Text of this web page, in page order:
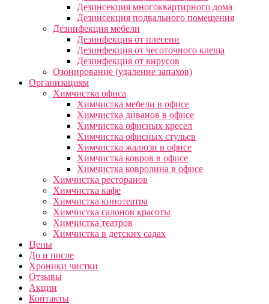
Дезинсекция многоквартирного дома
Дезинсекция подвального помещения
Дезинфекция мебели
Дезинфекция от плесени
Дезинфекция от чесоточного клеща
Дезинфекция от вирусов
Озонирование (удаление запахов)
Организациям
Химчистка офиса
Химчистка мебели в офисе
Химчистка диванов в офисе
Химчистка офисных кресел
Химчистка офисных стульев
Химчистка жалюзи в офисе
Химчистка ковров в офисе
Химчистка ковролина в офисе
Химчистка ресторанов
Химчистка кафе
Химчистка кинотеатра
Химчистка салонов красоты
Химчистка театров
Химчистка в детских садах
Цены
До и после
Хроники чистки
Отзывы
Акции
Контакты